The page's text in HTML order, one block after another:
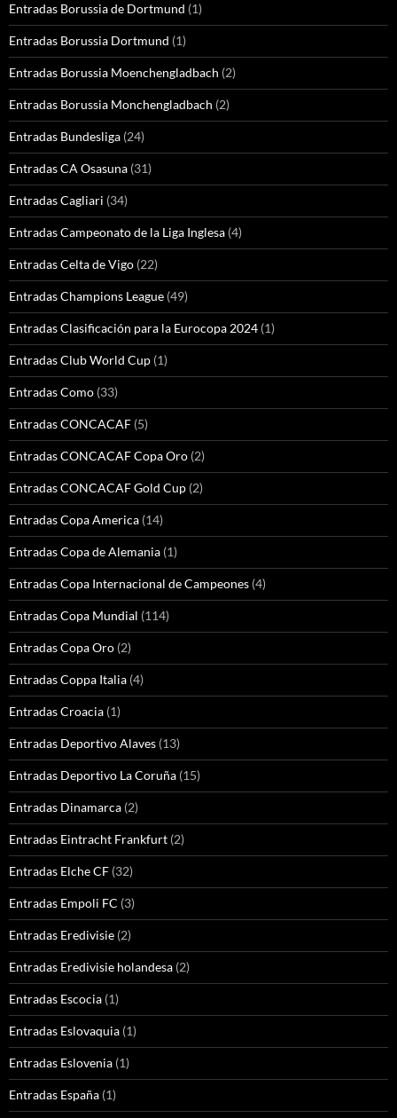
Entradas Borussia de Dortmund (1)
Entradas Borussia Dortmund (1)
Entradas Borussia Moenchengladbach (2)
Entradas Borussia Monchengladbach (2)
Entradas Bundesliga (24)
Entradas CA Osasuna (31)
Entradas Cagliari (34)
Entradas Campeonato de la Liga Inglesa (4)
Entradas Celta de Vigo (22)
Entradas Champions League (49)
Entradas Clasificación para la Eurocopa 2024 (1)
Entradas Club World Cup (1)
Entradas Como (33)
Entradas CONCACAF (5)
Entradas CONCACAF Copa Oro (2)
Entradas CONCACAF Gold Cup (2)
Entradas Copa America (14)
Entradas Copa de Alemania (1)
Entradas Copa Internacional de Campeones (4)
Entradas Copa Mundial (114)
Entradas Copa Oro (2)
Entradas Coppa Italia (4)
Entradas Croacia (1)
Entradas Deportivo Alaves (13)
Entradas Deportivo La Coruña (15)
Entradas Dinamarca (2)
Entradas Eintracht Frankfurt (2)
Entradas Elche CF (32)
Entradas Empoli FC (3)
Entradas Eredivisie (2)
Entradas Eredivisie holandesa (2)
Entradas Escocia (1)
Entradas Eslovaquia (1)
Entradas Eslovenia (1)
Entradas España (1)